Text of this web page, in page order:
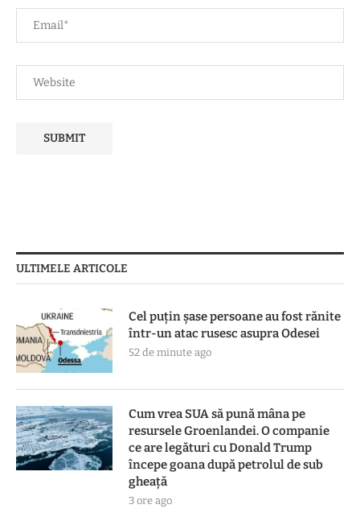
ULTIMELE ARTICOLE
Cel puțin șase persoane au fost rănite
într-un atac rusesc asupra Odesei
52 de minute ago
Cum vrea SUA să pună mâna pe
resursele Groenlandei. O companie
ce are legături cu Donald Trump
începe goana după petrolul de sub
gheață
3 ore ago